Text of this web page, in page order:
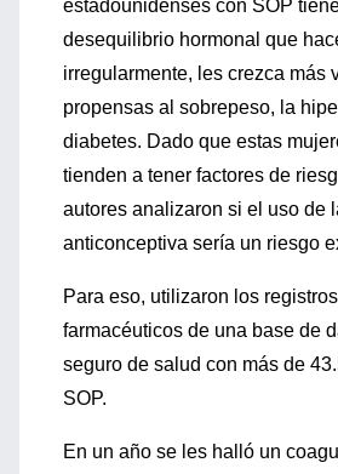
estadounidenses con SOP
desequilibrio hormonal que
irregularmente, les crezca más
propensas al sobrepeso, la
diabetes. Dado que estas
tienden a tener factores de
autores analizaron si el uso de
anticonceptiva sería un riesgo
Para eso, utilizaron los
farmacéuticos de una base de
seguro de salud con más de
SOP.
En un año se les halló un